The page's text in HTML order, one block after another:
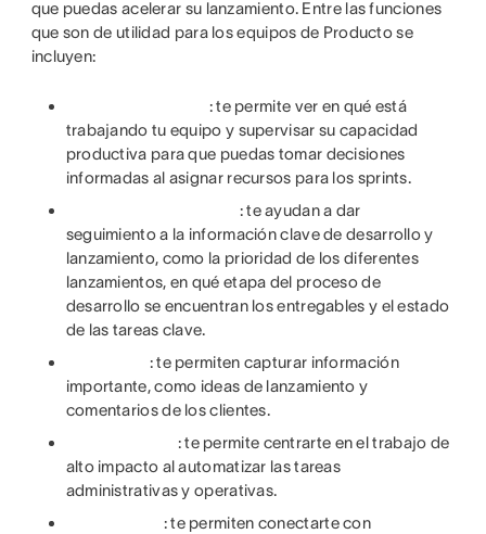
que puedas acelerar su lanzamiento. Entre las funciones
que son de utilidad para los equipos de Producto se
incluyen:
: te permite ver en qué está
trabajando tu equipo y supervisar su capacidad
productiva para que puedas tomar decisiones
informadas al asignar recursos para los sprints.
: te ayudan a dar
seguimiento a la información clave de desarrollo y
lanzamiento, como la prioridad de los diferentes
lanzamientos, en qué etapa del proceso de
desarrollo se encuentran los entregables y el estado
de las tareas clave.
: te permiten capturar información
importante, como ideas de lanzamiento y
comentarios de los clientes.
: te permite centrarte en el trabajo de
alto impacto al automatizar las tareas
administrativas y operativas.
: te permiten conectarte con